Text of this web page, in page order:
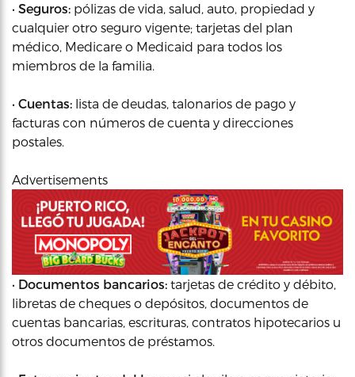
• Seguros: pólizas de vida, salud, auto, propiedad y
cualquier otro seguro vigente; tarjetas del plan
médico, Medicare o Medicaid para todos los
miembros de la familia.
• Cuentas: lista de deudas, talonarios de pago y
facturas con números de cuenta y direcciones
postales.
Advertisements
• Documentos bancarios: tarjetas de crédito y débito,
libretas de cheques o depósitos, documentos de
cuentas bancarias, escrituras, contratos hipotecarios u
otros documentos de préstamos.